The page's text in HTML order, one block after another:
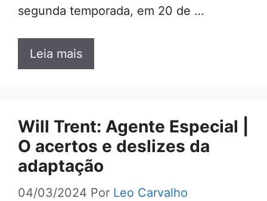
segunda temporada, em 20 de …
Leia mais
Will Trent: Agente Especial |
O acertos e deslizes da
adaptação
04/03/2024 Por Leo Carvalho